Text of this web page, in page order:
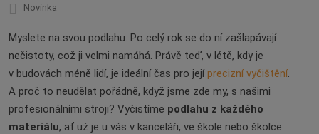
Novinka
Myslete na svou podlahu. Po celý rok se do ní zašlapávají
nečistoty, což ji velmi namáhá. Právě teď, v létě, kdy je
v budovách méně lidí, je ideální čas pro jejíprecizní vyčištění.
A proč to neudělat pořádně, když jsme zde my, s našimi
profesionálními stroji? Vyčistíme podlahu z každého
materiálu, ať už je u vás v kanceláři, ve škole nebo školce.